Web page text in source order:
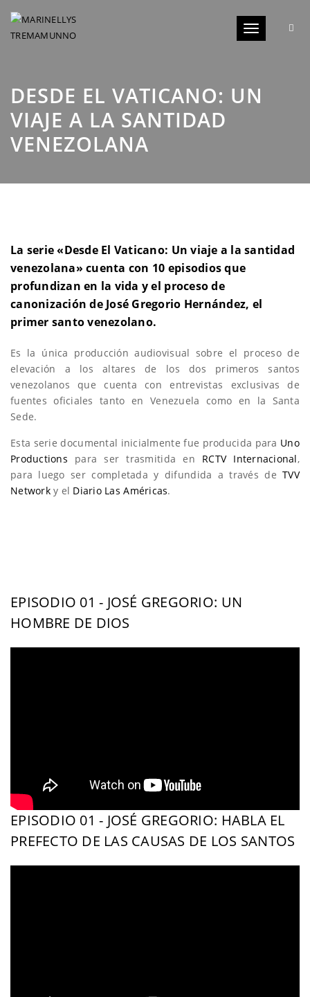
Toggle
DESDE EL VATICANO: UN
VIAJE A LA SANTIDAD
VENEZOLANA
La serie «Desde El Vaticano: Un viaje a la santidad
venezolana» cuenta con 10 episodios que
profundizan en la vida y el proceso de
canonización de José Gregorio Hernández, el
primer santo venezolano.
Es la única producción audiovisual sobre el proceso de
elevación a los altares de los dos primeros santos
venezolanos que cuenta con entrevistas exclusivas de
fuentes oficiales tanto en Venezuela como en la Santa
Sede.
Esta serie documental inicialmente fue producida para Uno
Productions para ser trasmitida en RCTV Internacional,
para luego ser completada y difundida a través deTVV
Networky el Diario Las Américas.
EPISODIO 01 - JOSÉ GREGORIO: UN
HOMBRE DE DIOS
EPISODIO 01 - JOSÉ GREGORIO: HABLA EL
PREFECTO DE LAS CAUSAS DE LOS SANTOS